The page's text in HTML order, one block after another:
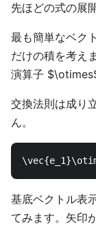
先ほどの式の展
最も簡単なベク
だけの積を考え
演算子
交換法則は成り
ん。
基底ベクトル表
てみます。矢印